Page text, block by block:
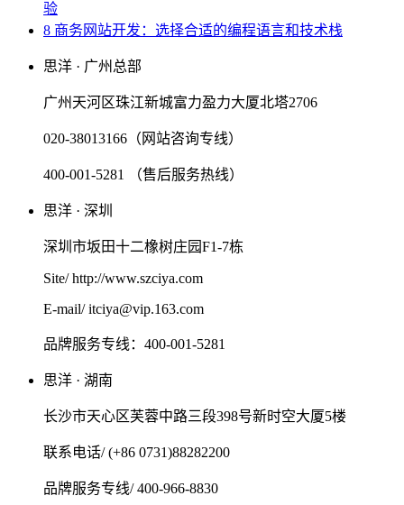
验
8 商务网站开发：选择合适的编程语言和技术栈
思洋 · 广州总部
广州天河区珠江新城富力盈力大厦北塔2706
020-38013166（网站咨询专线）
400-001-5281 （售后服务热线）
思洋 · 深圳
深圳市坂田十二橡树庄园F1-7栋
Site/ http://www.szciya.com
E-mail/ itciya@vip.163.com
品牌服务专线：400-001-5281
思洋 · 湖南
长沙市天心区芙蓉中路三段398号新时空大厦5楼
联系电话/ (+86 0731)88282200
品牌服务专线/ 400-966-8830